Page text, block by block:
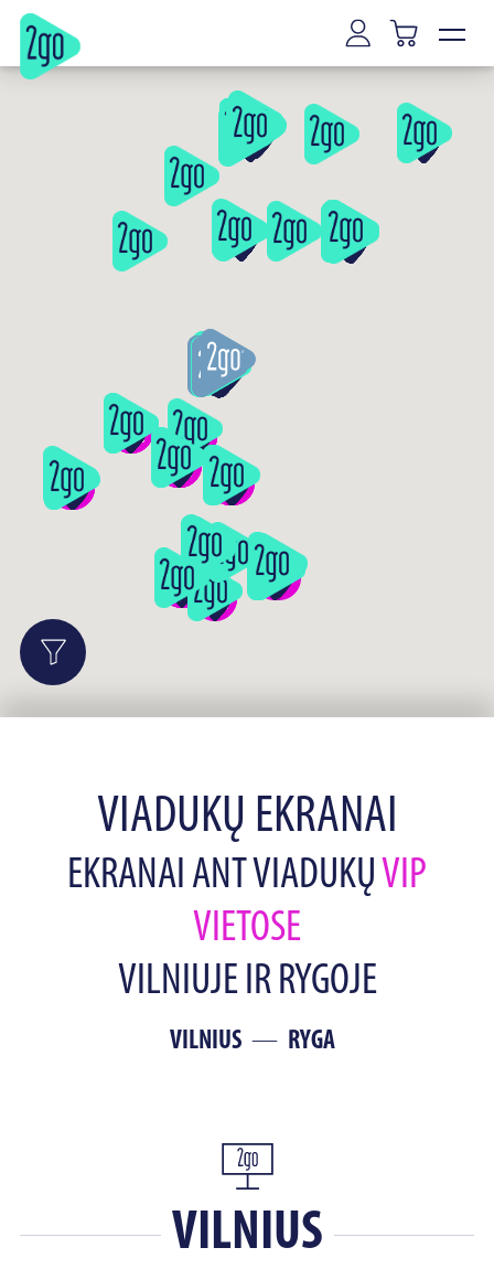
Vilnius Ryga
VIADUKŲ EKRANAI
EKRANAI ANT VIADUKŲ VIP
VIETOSE
VILNIUJE IR RYGOJE
VILNIUS RYGA
VILNIUS